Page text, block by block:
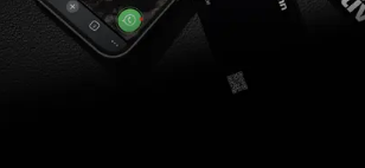
Über mich
Wissen